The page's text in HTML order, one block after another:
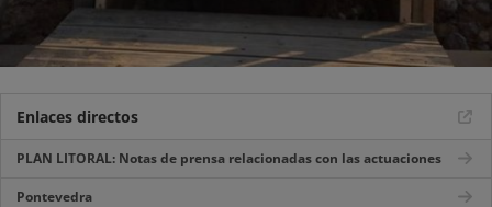
Enlaces directos
PLAN LITORAL: Notas de prensa relacionadas con las actuaciones
Pontevedra